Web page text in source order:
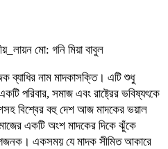
মো: গনি মিয়া বাবুল
ব্যাধির নাম মাদকাসক্তি। এটি শুধু
পরিবার, সমাজ এবং রাষ্ট্রের ভবিষ্যৎকে
বিশ্বের বহু দেশ আজ মাদকের ভয়াল
একটি অংশ মাদকের দিকে ঝুঁকে
একসময় যে মাদক সীমিত আকারে